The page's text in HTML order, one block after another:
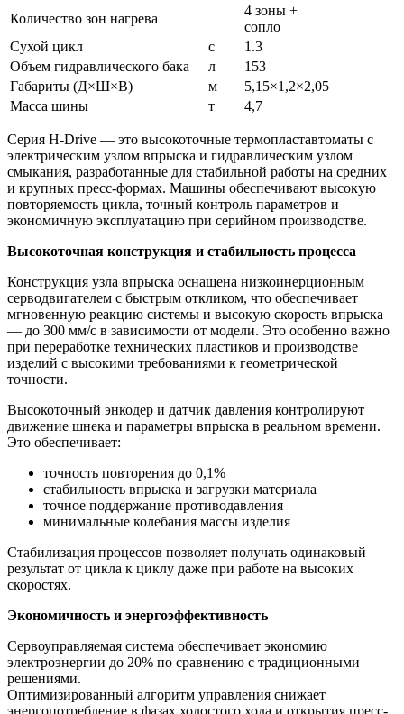
Количество зон нагрева
4 зоны +
сопло
Сухой цикл
с
1.3
Объем гидравлического бака
л
153
Габариты (Д×Ш×В)
м
5,15×1,2×2,05
Масса шины
т 4,7
Серия H-Drive — это высокоточные термопластавтоматы с
электрическим узлом впрыска и гидравлическим узлом
смыкания, разработанные для стабильной работы на средних
и крупных пресс-формах. Машины обеспечивают высокую
повторяемость цикла, точный контроль параметров и
экономичную эксплуатацию при серийном производстве.
Высокоточная конструкция и стабильность процесса
Конструкция узла впрыска оснащена низкоинерционным
серводвигателем с быстрым откликом, что обеспечивает
мгновенную реакцию системы и высокую скорость впрыска
— до 300 мм/с в зависимости от модели. Это особенно важно
при переработке технических пластиков и производстве
изделий с высокими требованиями к геометрической
точности.
Высокоточный энкодер и датчик давления контролируют
движение шнека и параметры впрыска в реальном времени.
Это обеспечивает:
точность повторения до 0,1%
стабильность впрыска и загрузки материала
точное поддержание противодавления
минимальные колебания массы изделия
Стабилизация процессов позволяет получать одинаковый
результат от цикла к циклу даже при работе на высоких
скоростях.
Экономичность и энергоэффективность
Сервоуправляемая система обеспечивает экономию
электроэнергии до 20% по сравнению с традиционными
решениями.
Оптимизированный алгоритм управления снижает
энергопотребление в фазах холостого хода и открытия пресс-